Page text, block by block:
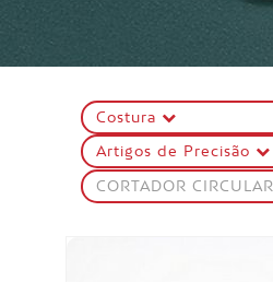
Costura
Artigos de Precisão
CORTADOR CIRCULAR